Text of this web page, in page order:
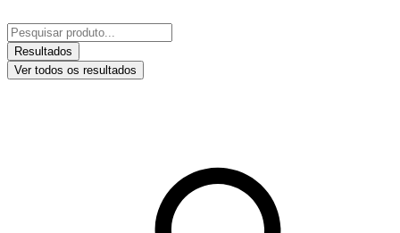
para
o
conteúdo
Pesquisar
...Resultados
Ver todos os resultados